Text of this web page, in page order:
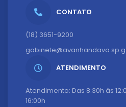
CONTATO
(18) 3651-9200
ATENDIMENTO
Atendimento: Das 8:30h às
16:00h